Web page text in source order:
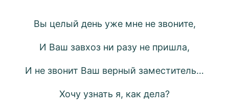
Вы целый день уже мне не звоните,
И Ваш завхоз ни разу не пришла,
И не звонит Ваш верный заместитель…
Хочу узнать я, как дела?